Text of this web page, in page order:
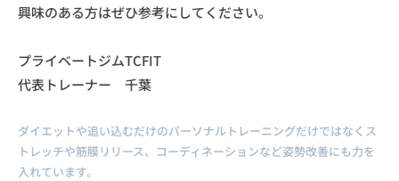
興味のある方はぜひ参考にしてください。
プライベートジムTCFIT
代表トレーナー 千葉
ダイエットや追い込むだけのパーソナルトレーニングだけではなくス
トレッチや筋膜リリース、コーディネーションなど姿勢改善にも力を
入れています。